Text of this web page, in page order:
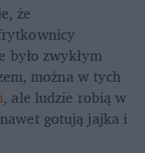
że
było zwykłym
można w tych
, ale ludzie robią w
gotują jajka i